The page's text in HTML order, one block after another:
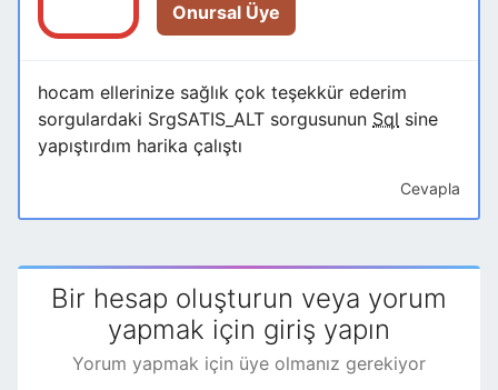
Onursal Üye
hocam ellerinize sağlık çok teşekkür ederim
sorgulardaki SrgSATIS_ALT sorgusunun Sql sine
yapıştırdım harika çalıştı
Cevapla
Bir hesap oluşturun veya yorum
yapmak için giriş yapın
Yorum yapmak için üye olmanız gerekiyor